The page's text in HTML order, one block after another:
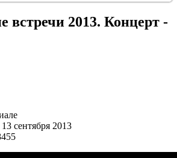
встречи 2013. Концерт -
сентября 2013